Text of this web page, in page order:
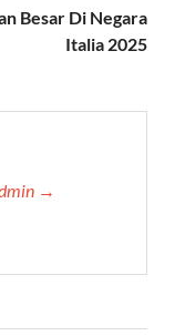
Besar Di Negara
Italia 2025
→